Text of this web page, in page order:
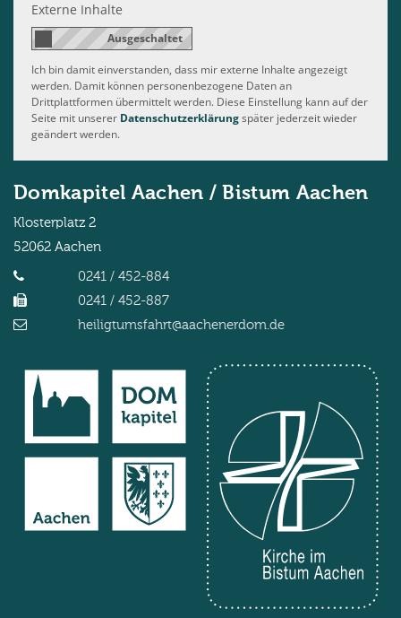
Externe Inhalte
Ich bin damit einverstanden, dass mir externe Inhalte angezeigt
werden. Damit können personenbezogene Daten an
Drittplattformen übermittelt werden. Diese Einstellung kann auf der
Seite mit unserer Datenschutzerklärungspäter jederzeit wieder
geändert werden.
Domkapitel Aachen / Bistum Aachen
Klosterplatz 2
52062 Aachen
0241 / 452-884
0241 / 452-887
heiligtumsfahrt@aachenerdom.de